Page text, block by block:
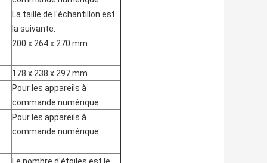
La taille de l'échantillon est
la suivante:
200 x 264 x 270 mm
178 x 238 x 297 mm
Pour les appareils à
commande numérique
Pour les appareils à
commande numérique